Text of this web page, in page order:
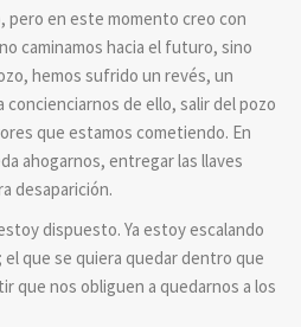
pero en este momento creo con
caminamos hacia el futuro, sino
hemos sufrido un revés, un
de ello, salir del pozo
que estamos cometiendo. En
ahogarnos, entregar las llaves
desaparición.
dispuesto. Ya estoy escalando
el que se quiera quedar dentro que
que nos obliguen a quedarnos a los